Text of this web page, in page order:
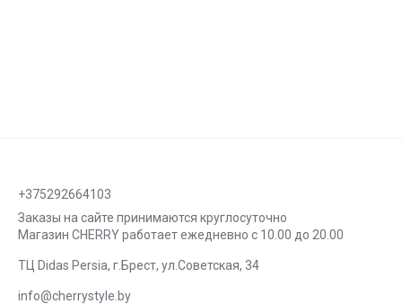
+375292664103
Заказы на сайте принимаются круглосуточно
Магазин CHERRY работает ежедневно с 10.00 до 20.00
ТЦ Didas Persia, г.Брест, ул.Советская, 34
info@cherrystyle.by